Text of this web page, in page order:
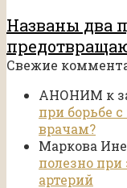
Названы два
Свежие
АНОНИМ к
при борьбе
врачам?
Маркова
полезно
артерий